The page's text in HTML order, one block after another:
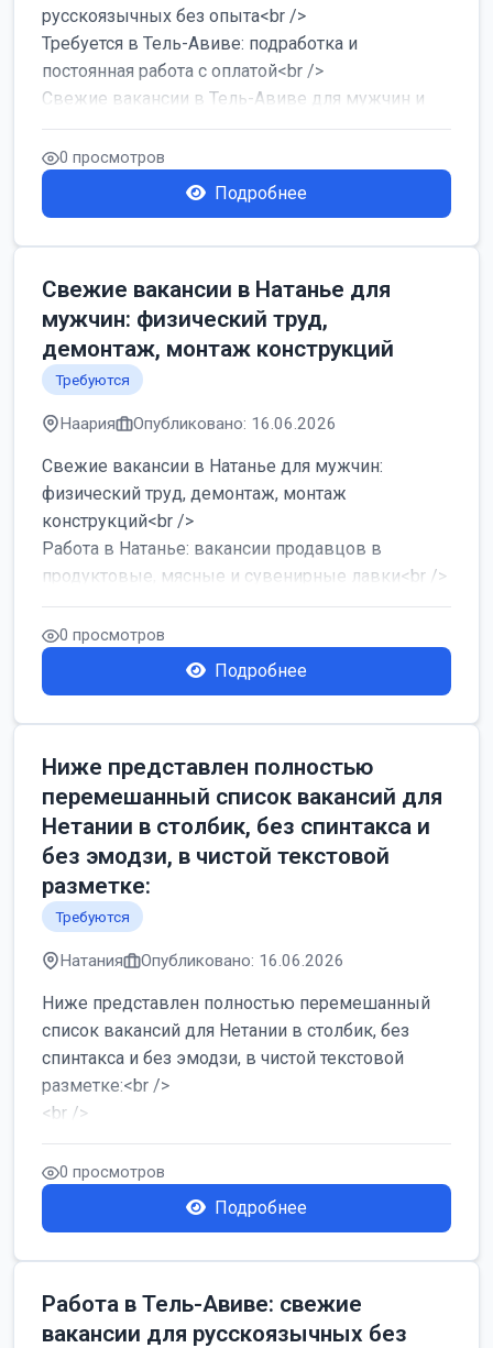
русскоязычных без опыта<br />
Требуется в Тель-Авиве: подработка и
постоянная работа с оплатой<br />
Свежие вакансии в Тель-Авиве для мужчин и
женщин от хозя...
0 просмотров
Подробнее
Свежие вакансии в Натанье для
мужчин: физический труд,
демонтаж, монтаж конструкций
Требуются
Наария Опубликовано: 16.06.2026
Свежие вакансии в Натанье для мужчин:
физический труд, демонтаж, монтаж
конструкций<br />
Работа в Натанье: вакансии продавцов в
продуктовые, мясные и сувенирные лавки<br />
Разнорабочий на сборку м...
0 просмотров
Подробнее
Ниже представлен полностью
перемешанный список вакансий для
Нетании в столбик, без спинтакса и
без эмодзи, в чистой текстовой
разметке:
Требуются
Натания Опубликовано: 16.06.2026
Ниже представлен полностью перемешанный
список вакансий для Нетании в столбик, без
спинтакса и без эмодзи, в чистой текстовой
разметке:<br />
<br />
Работа в Нетании на мебельном производстве:
требу...
0 просмотров
Подробнее
Работа в Тель-Авиве: свежие
вакансии для русскоязычных без